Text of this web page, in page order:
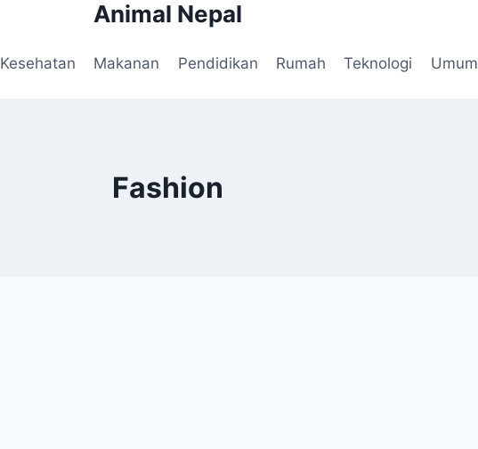
Animal Nepal
Kesehatan Makanan Pendidikan Rumah Teknologi Umum
Fashion